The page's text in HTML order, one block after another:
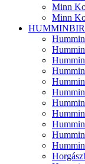
Minn
Minn